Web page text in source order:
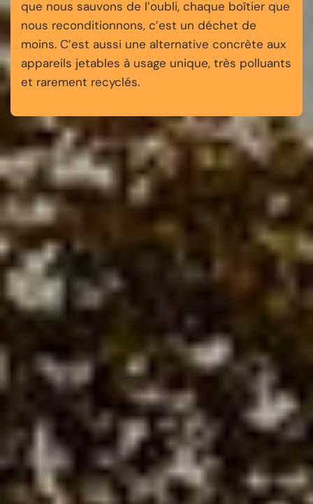
que nous sauvons de l’oubli, chaque boîtier que
nous reconditionnons, c’est un déchet de
moins. C’est aussi une alternative concrète aux
appareils jetables à usage unique, très polluants
et rarement recyclés.